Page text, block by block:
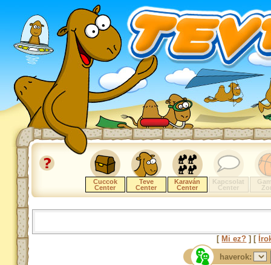
Cuccok
Center
Teve
Center
Karaván
Center
Kapcsolat
Center
[ Mi ez? ] [
haverok: